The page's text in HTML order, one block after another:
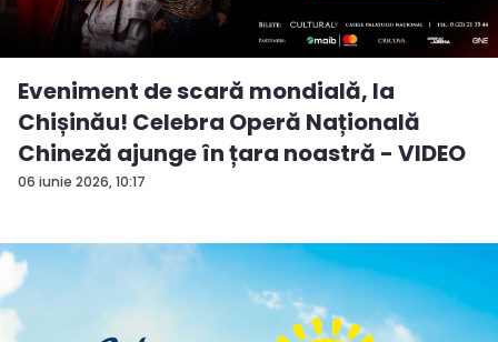
06 iunie 2026, 10:17
Eveniment de scară mondială, la
Chișinău! Celebra Operă Națională
Chineză ajunge în țara noastră - VIDEO